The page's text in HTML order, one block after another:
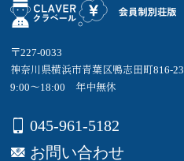
〒227-0033
神奈川県横浜市青葉区鴨志田町816-23
9:00～18:00 年中無休
045-961-5182
お問い合わせ